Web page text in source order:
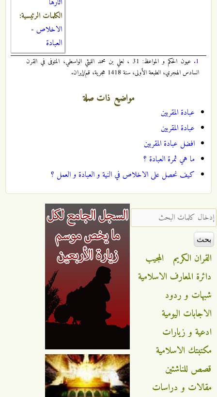
الكلمات الرئيسية:
الاخلاص -
العبادة
1.
عيون الحكم و المواعظ: 31 ، لعلي بن محمد الليثي الواسطي، المتوفى في القرن
السادس الهجري، الطبعة الأولى، سنة 1418 هجرية، قم/إيران.
مواضيع ذات صلة
عبادة المقربين
عبادة المقربين
افضل عبادة المقربين
ما هي ثمرة العبادة ؟
كيف نحصل على الاخلاص في النية و العبادة و العمل ؟
‏إدخال كلمات البحث ‏
القران الكريم
المجيب
دائرة المعارف الاسلامية
شبهات و ردود
الاجابات اليومية
ادعية و زيارات
مكتبتك الاسلامية
قصص للناشئين
مقالات و دراسات